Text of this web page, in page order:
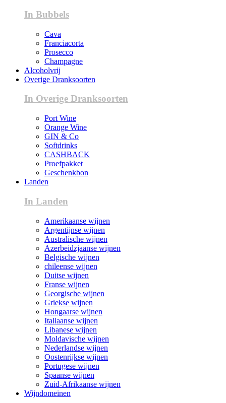
In Bubbels
Cava
Franciacorta
Prosecco
Champagne
Alcoholvrij
Overige Dranksoorten
In Overige Dranksoorten
Port Wine
Orange Wine
GIN & Co
Softdrinks
CASHBACK
Proefpakket
Geschenkbon
Landen
In Landen
Amerikaanse wijnen
Argentijnse wijnen
Australische wijnen
Azerbeidzjaanse wijnen
Belgische wijnen
chileense wijnen
Duitse wijnen
Franse wijnen
Georgische wijnen
Griekse wijnen
Hongaarse wijnen
Italiaanse wijnen
Libanese wijnen
Moldavische wijnen
Nederlandse wijnen
Oostenrijkse wijnen
Portugese wijnen
Spaanse wijnen
Zuid-Afrikaanse wijnen
Wijndomeinen